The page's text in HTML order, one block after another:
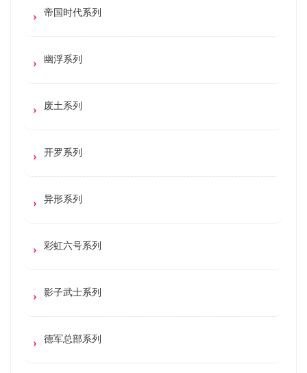
帝国时代系列
幽浮系列
废土系列
开罗系列
异形系列
彩虹六号系列
影子武士系列
德军总部系列